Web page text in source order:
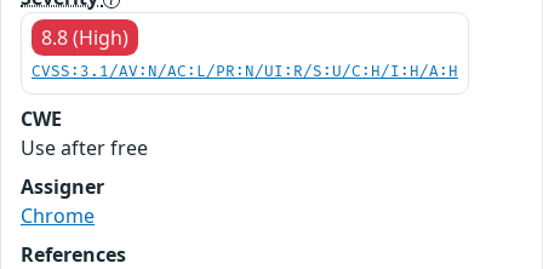
8.8 (High)
CVSS:3.1/AV:N/AC:L/PR:N/UI:R/S:U/C:H/I:H/A:H
CWE
Use after free
Assigner
Chrome
References